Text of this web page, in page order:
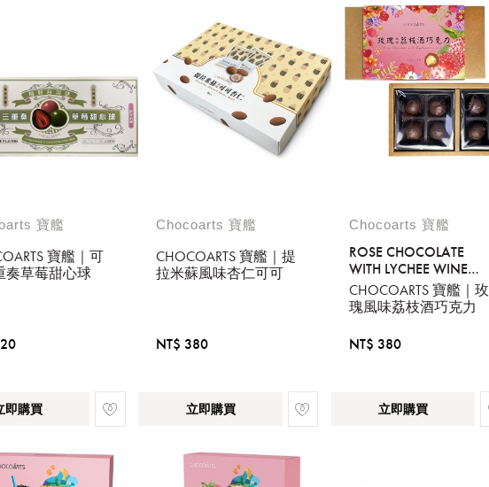
寶艦
寶艦｜可
奏草莓甜心球
即購買
Chocoarts 寶艦
CHOCOARTS 寶艦｜提
拉米蘇風味杏仁可可
NT$ 380
立即購買
Chocoarts 寶艦
ROSE CHOCOLATE
WITH LYCHEE WINE
SPIRITS
CHOCOARTS 寶艦｜玫
瑰風味荔枝酒巧克力
NT$ 380
立即購買